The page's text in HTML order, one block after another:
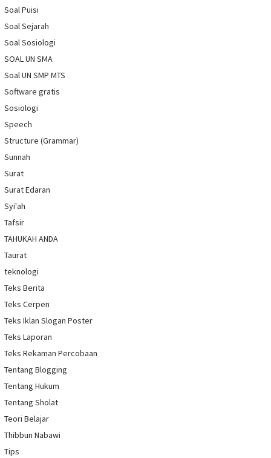
Soal Puisi
Soal Sejarah
Soal Sosiologi
SOAL UN SMA
Soal UN SMP MTS
Software gratis
Sosiologi
Speech
Structure (Grammar)
Sunnah
Surat
Surat Edaran
Syi'ah
Tafsir
TAHUKAH ANDA
Taurat
teknologi
Teks Berita
Teks Cerpen
Teks Iklan Slogan Poster
Teks Laporan
Teks Rekaman Percobaan
Tentang Blogging
Tentang Hukum
Tentang Sholat
Teori Belajar
Thibbun Nabawi
Tips